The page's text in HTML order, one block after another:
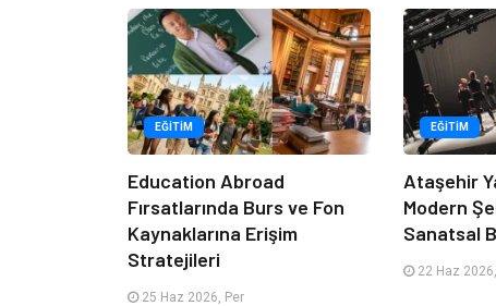
EĞITIM
Education Abroad
Fırsatlarında Burs ve Fon
Kaynaklarına Erişim
Stratejileri
25 Haz 2026, Per
EĞITIM
Ataşehir
Modern
Sanatsal
22 Haz